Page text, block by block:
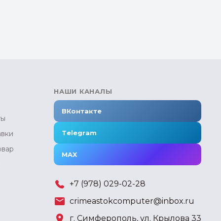
НАШИ КАНАЛЫ
ВКонтакте
Telegram
MAX
+7 (978) 029-02-28
crimeastokcomputer@inbox.ru
г. Симферополь, ул. Крылова 33